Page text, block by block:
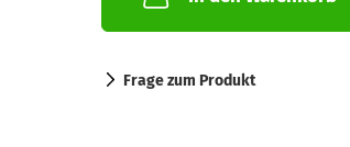
Frage zum Produkt